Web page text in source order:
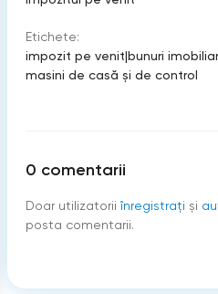
Etichete:
impozit pe venit|bunuri
masini de casă și de control
0 comentarii
Doar utilizatorii înregistraţi şi
posta comentarii.